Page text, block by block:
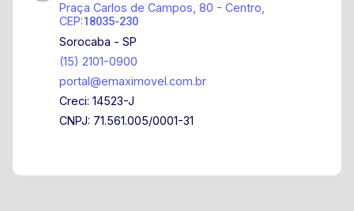
Praça Carlos de Campos, 80 - Centro,
CEP:18035-230
Sorocaba - SP
(15) 2101-0900
portal@emaximovel.com.br
Creci: 14523-J
CNPJ: 71.561.005/0001-31